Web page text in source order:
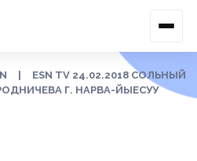
ESN TV 24.02.2018 СОЛЬНЫЙ
Г. НАРВА-ЙЫЕСУУ